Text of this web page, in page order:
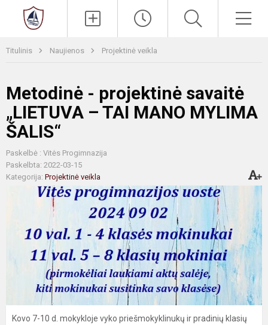
Titulinis Naujienos Projektinė veikla
Metodinė - projektinė savaitė
„LIETUVA – TAI MANO MYLIMA
ŠALIS“
Paskelbė : Vitės Progimnazija
Paskelbta: 2022-03-15
Kategorija: Projektinė veikla
Kovo 7-10 d. mokykloje vyko priešmokyklinukų ir pradinių klasių